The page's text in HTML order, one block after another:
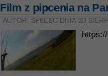
Film z pipcenia na
AUTOR: SP8EBC DNIA 20